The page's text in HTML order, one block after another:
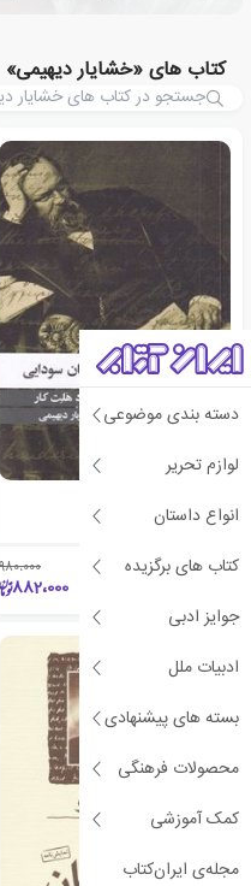
دسته بندی موضوعی
لوازم تحریر
انواع داستان
کتاب های برگزیده
جوایز ادبی
ادبیات ملل
بسته های پیشنهادی
محصولات فرهنگی
کمک آموزشی
مجله‌ی ایران‌کتاب
کتاب های «خشایار دیهیمی»
ادوارد هالت کار
٪10 980،000
882،000